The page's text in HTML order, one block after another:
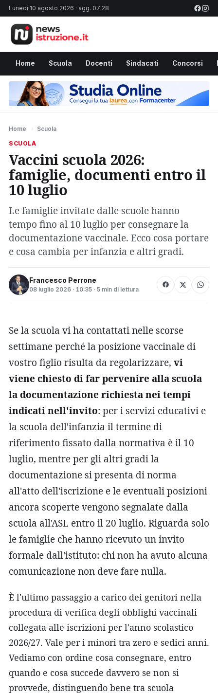
Lunedì 10 agosto 2026 · agg. 07:28
Home Scuola Docenti Sindacati Concorsi
Home › Scuola
SCUOLA
Vaccini scuola 2026:
famiglie, documenti entro il
10 luglio
Le famiglie invitate dalle scuole hanno
tempo fino al 10 luglio per consegnare la
documentazione vaccinale. Ecco cosa portare
e cosa cambia per infanzia e altri gradi.
Francesco Perrone
08 luglio 2026 · 10:35 · 5 min di lettura
Se la scuola vi ha contattati nelle scorse
settimane perché la posizione vaccinale di
vostro figlio risulta da regolarizzare, vi
viene chiesto di far pervenire alla scuola
la documentazione richiesta nei tempi
indicati nell'invito: per i servizi educativi e
la scuola dell'infanzia il termine di
riferimento fissato dalla normativa è il 10
luglio, mentre per gli altri gradi la
documentazione si presenta di norma
all'atto dell'iscrizione e le eventuali posizioni
ancora scoperte vengono segnalate dalla
scuola all'ASL entro il 20 luglio. Riguarda solo
le famiglie che hanno ricevuto un invito
formale dall'istituto: chi non ha avuto alcuna
comunicazione non deve fare nulla.
È l'ultimo passaggio a carico dei genitori nella
procedura di verifica degli obblighi vaccinali
collegata alle iscrizioni per l'anno scolastico
2026/27. Vale per i minori tra zero e sedici anni.
Vediamo con ordine cosa consegnare, entro
quando e cosa succede davvero se non si
provvede, distinguendo bene tra scuola